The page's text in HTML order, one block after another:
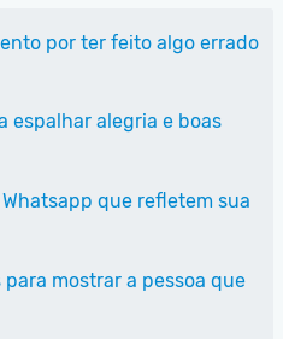
por ter feito algo errado
espalhar alegria e boas
que refletem sua
para mostrar a pessoa que